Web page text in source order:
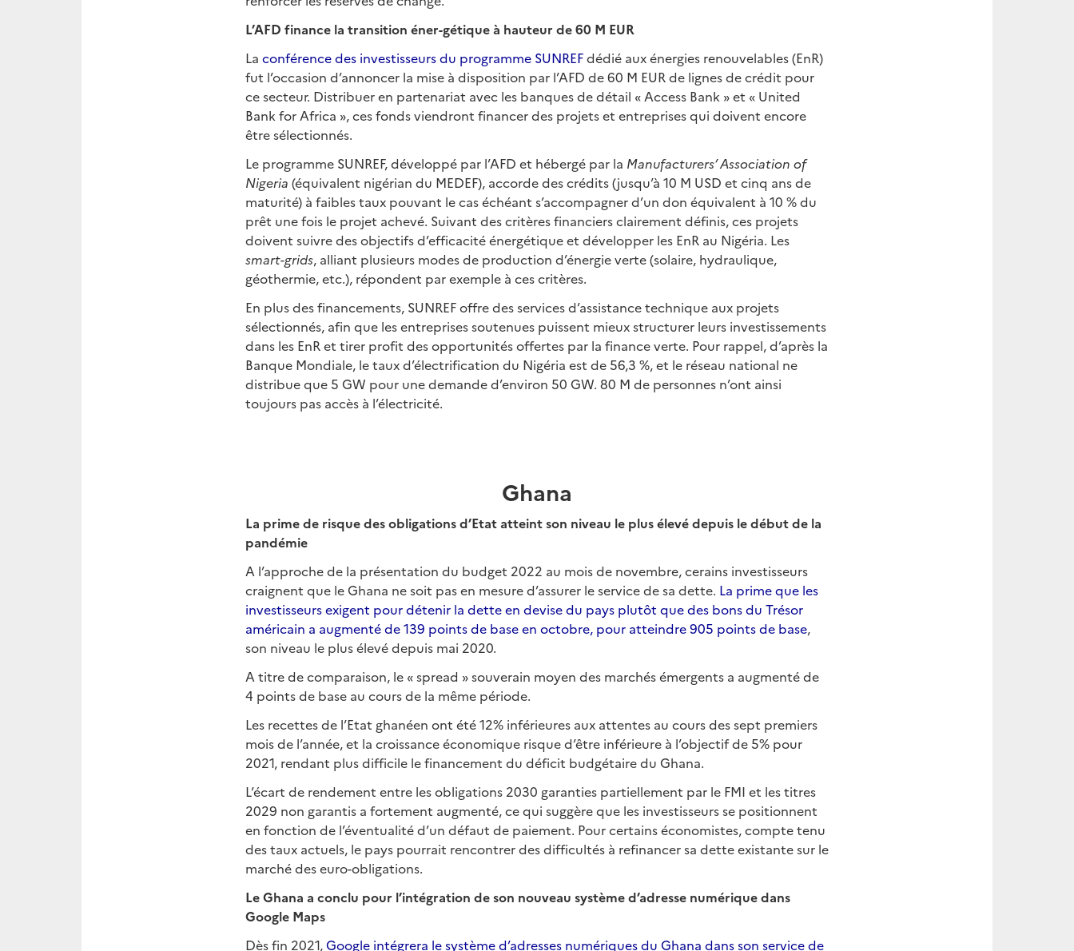
L’AFD finance la transition éner-gétique à hauteur de 60 M EUR
La conférence des investisseurs du programme SUNREFdédié aux énergies renouvelables (EnR)
fut l’occasion d’annoncer la mise à disposition par l’AFD de 60 M EUR de lignes de crédit pour
ce secteur. Distribuer en partenariat avec les banques de détail « Access Bank » et « United
Bank for Africa », ces fonds viendront financer des projets et entreprises qui doivent encore
être sélectionnés.
Le programme SUNREF, développé par l’AFD et hébergé par la Manufacturers’ Association of
Nigeria (équivalent nigérian du MEDEF), accorde des crédits (jusqu’à 10 M USD et cinq ans de
maturité) à faibles taux pouvant le cas échéant s’accompagner d’un don équivalent à 10 % du
prêt une fois le projet achevé. Suivant des critères financiers clairement définis, ces projets
doivent suivre des objectifs d’efficacité énergétique et développer les EnR au Nigéria. Les
smart-grids, alliant plusieurs modes de production d’énergie verte (solaire, hydraulique,
géothermie, etc.), répondent par exemple à ces critères.
En plus des financements, SUNREF offre des services d’assistance technique aux projets
sélectionnés, afin que les entreprises soutenues puissent mieux structurer leurs investissements
dans les EnR et tirer profit des opportunités offertes par la finance verte. Pour rappel, d’après la
Banque Mondiale, le taux d’électrification du Nigéria est de 56,3 %, et le réseau national ne
distribue que 5 GW pour une demande d’environ 50 GW. 80 M de personnes n’ont ainsi
toujours pas accès à l’électricité.
Ghana
La prime de risque des obligations d’Etat atteint son niveau le plus élevé depuis le début de la
pandémie
A l’approche de la présentation du budget 2022 au mois de novembre, cerains investisseurs
craignent que le Ghana ne soit pas en mesure d’assurer le service de sa dette. La prime que les
investisseurs exigent pour détenir la dette en devise du pays plutôt que des bons du Trésor
américain a augmenté de 139 points de base en octobre, pour atteindre 905 points de base,
son niveau le plus élevé depuis mai 2020.
A titre de comparaison, le « spread » souverain moyen des marchés émergents a augmenté de
4 points de base au cours de la même période.
Les recettes de l’Etat ghanéen ont été 12% inférieures aux attentes au cours des sept premiers
mois de l’année, et la croissance économique risque d’être inférieure à l’objectif de 5% pour
2021, rendant plus difficile le financement du déficit budgétaire du Ghana.
L’écart de rendement entre les obligations 2030 garanties partiellement par le FMI et les titres
2029 non garantis a fortement augmenté, ce qui suggère que les investisseurs se positionnent
en fonction de l’éventualité d’un défaut de paiement. Pour certains économistes, compte tenu
des taux actuels, le pays pourrait rencontrer des difficultés à refinancer sa dette existante sur le
marché des euro-obligations.
Le Ghana a conclu pour l’intégration de son nouveau système d’adresse numérique dans
Google Maps
Dès fin 2021,Google intégrera le système d’adresses numériques du Ghana dans son service de